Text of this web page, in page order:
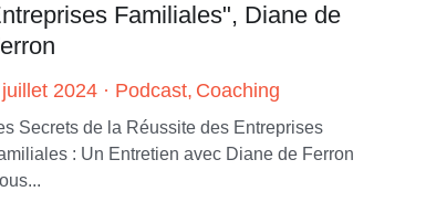
Familiales", Diane de
2024· Podcast, Coaching
Secrets de la Réussite des Entreprises
: Un Entretien avec Diane de Ferron